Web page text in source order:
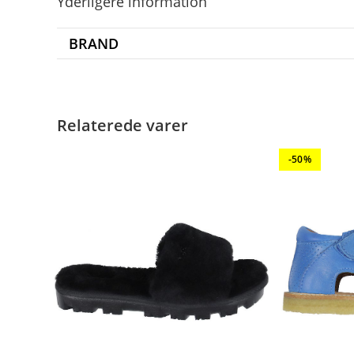
BRAND
Relaterede varer
-50%